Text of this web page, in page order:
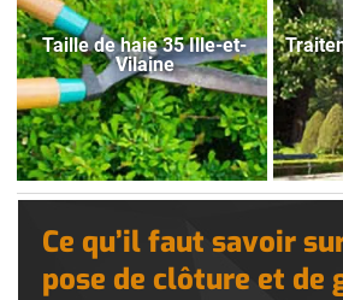
Taille de haie 35 Ille-et-
Vilaine
Ce qu’il faut savoir
pose de clôture et de